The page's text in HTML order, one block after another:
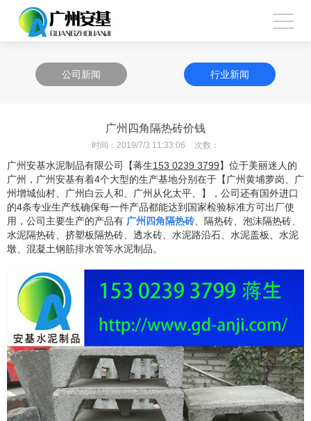
公司新闻 行业新闻
广州四角隔热砖价钱
时间： 2019/7/3 11:33:06 次数：
广州安基水泥制品有限公司【蒋生153 0239 3799】位于美丽迷人的
广州，广州安基有着4个大型的生产基地分别在于【广州黄埔萝岗、广
州增城仙村、广州白云人和、广州从化太平、】，公司还有国外进口
的4条专业生产线确保每一件产品都能达到国家检验标准方可出厂使
用，公司主要生产的产品有 广州四角隔热砖 、隔热砖、泡沫隔热砖、
水泥隔热砖、挤塑板隔热砖、透水砖、水泥路沿石、水泥盖板、水泥
墩、混凝土钢筋排水管等水泥制品。